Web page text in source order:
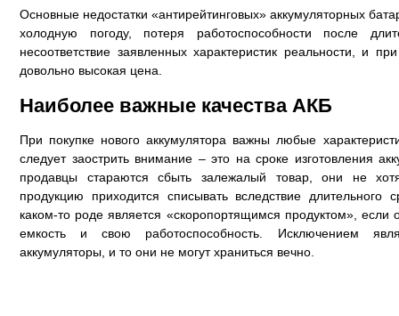
Основные недостатки «антирейтинговых» аккумуляторных
холодную погоду, потеря работоспособности после
несоответствие заявленных характеристик реальности, и
довольно высокая цена.
Наиболее важные качества АКБ
При покупке нового аккумулятора важны любые
следует заострить внимание – это на сроке изготовления
продавцы стараются сбыть залежалый товар, они не
продукцию приходится списывать вследствие длительного
каком-то роде является «скоропортящимся продуктом», если
емкость и свою работоспособность. Исключением
аккумуляторы, и то они не могут храниться вечно.